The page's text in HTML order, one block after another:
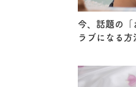
今、話題の「
ラブになる